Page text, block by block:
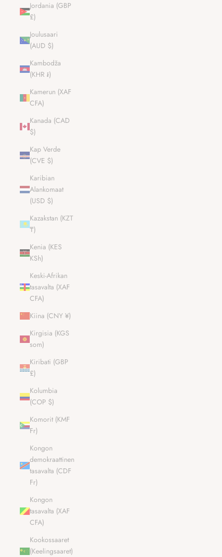
Jordania (GBP
£)
Joulusaari
(AUD $)
Kambodža
(KHR ៛)
Kamerun (XAF
CFA)
Kanada (CAD
$)
Kap Verde
(CVE $)
Karibian
Alankomaat
(USD $)
Kazakstan (KZT
₸)
Kenia (KES
KSh)
Keski-Afrikan
tasavalta (XAF
CFA)
Kiina (CNY ¥)
Kirgisia (KGS
som)
Kiribati (GBP
£)
Kolumbia
(COP $)
Komorit (KMF
Fr)
Kongon
demokraattinen
tasavalta (CDF
Fr)
Kongon
tasavalta (XAF
CFA)
Kookossaaret
(Keelingsaaret)